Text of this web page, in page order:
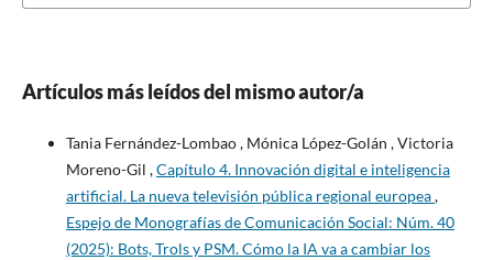
Artículos más leídos del mismo autor/a
Tania Fernández-Lombao , Mónica López-Golán , Victoria
Moreno-Gil ,Capítulo 4. Innovación digital e inteligencia
artificial. La nueva televisión pública regional europea,
Espejo de Monografías de Comunicación Social: Núm. 40
(2025): Bots, Trols y PSM. Cómo la IA va a cambiar los